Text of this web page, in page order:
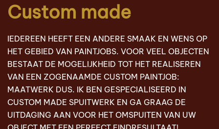
Custom made
IEDEREEN HEEFT EEN ANDERE SMAAK EN WENS OP
HET GEBIED VAN PAINTJOBS. VOOR VEEL OBJECTEN
BESTAAT DE MOGELIJKHEID TOT HET REALISEREN
VAN EEN ZOGENAAMDE CUSTOM PAINTJOB:
MAATWERK DUS. IK BEN GESPECIALISEERD IN
CUSTOM MADE SPUITWERK EN GA GRAAG DE
UITDAGING AAN VOOR HET OMSPUITEN VAN UW